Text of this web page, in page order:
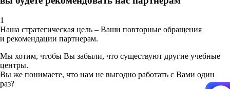
1
Наша стратегическая цель – Ваши повторные обращения
и рекомендации партнерам.
Мы хотим, чтобы Вы забыли, что существуют другие учебные
центры.
Вы же понимаете, что нам не выгодно работать с Вами один
раз?